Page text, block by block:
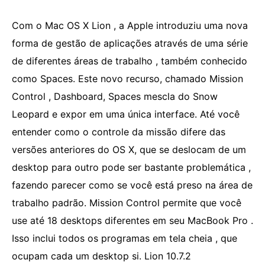
Com o Mac OS X Lion , a Apple introduziu uma nova
forma de gestão de aplicações através de uma série
de diferentes áreas de trabalho , também conhecido
como Spaces. Este novo recurso, chamado Mission
Control , Dashboard, Spaces mescla do Snow
Leopard e expor em uma única interface. Até você
entender como o controle da missão difere das
versões anteriores do OS X, que se deslocam de um
desktop para outro pode ser bastante problemática ,
fazendo parecer como se você está preso na área de
trabalho padrão. Mission Control permite que você
use até 18 desktops diferentes em seu MacBook Pro .
Isso inclui todos os programas em tela cheia , que
ocupam cada um desktop si. Lion 10.7.2